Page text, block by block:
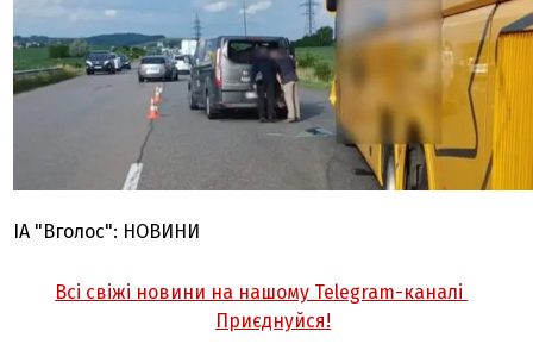
ІА "Вголос": НОВИНИ
Всі свіжі новини на нашому Telegram-каналі
Приєднуйся!